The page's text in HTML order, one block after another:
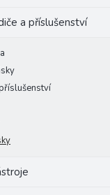
a příslušenství